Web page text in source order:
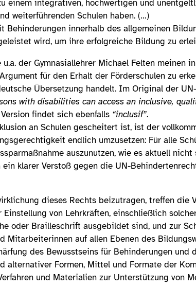
einem integrativen, hochwertigen und
weiterführenden Schulen haben. (…)
Behinderungen innerhalb des allgemeinen
wird, um ihre erfolgreiche Bildung zu
der Gymnasiallehrer Michael Felten meinen
für den Erhalt der Förderschulen zu
Übersetzung handelt. Im Original der
with disabilities can access an inclusive,
findet sich ebenfalls “inclusif”.
an Schulen gescheitert ist, ist der
endlich umzusetzen: Für alle
auszunutzen, wie es aktuell
ein klarer Verstoß gegen die UN-
dieses Rechts beizutragen, treffen die
Einstellung von Lehrkräften, einschließlich
oder Brailleschrift ausgebildet sind, und zur
Mitarbeiterinnen auf allen Ebenen des
des Bewusstseins für Behinderungen und
alternativer Formen, Mittel und Formate der
und Materialien zur Unterstützung von